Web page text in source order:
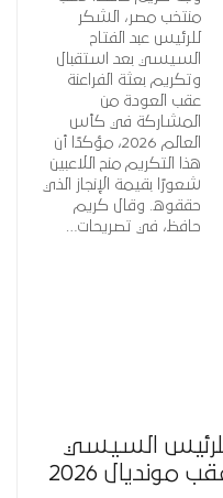
منتخب مصر، الشكر
للرئيس عبد الفتاح
السيسي بعد استقبال
وتكريم بعثة الفراعنة
عقب العودة من
المشاركة في كأس
العالم 2026، مؤكدًا أن
هذا التكريم منح اللاعبين
شعورًا بقيمة الإنجاز الذي
حققوه. وقال كريم
حافظ، في تصريحات…
للرئيس السيسي
2026